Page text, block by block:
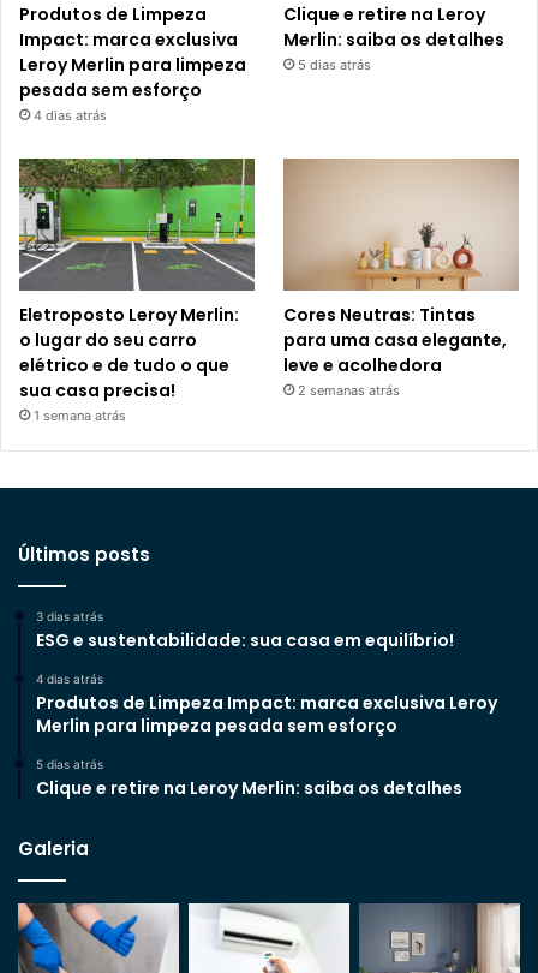
Produtos de Limpeza
Impact: marca exclusiva
Leroy Merlin para limpeza
pesada sem esforço
4 dias atrás
Clique e retire na Leroy
Merlin: saiba os detalhes
5 dias atrás
Eletroposto Leroy Merlin:
o lugar do seu carro
elétrico e de tudo o que
sua casa precisa!
1 semana atrás
Cores Neutras: Tintas
para uma casa elegante,
leve e acolhedora
2 semanas atrás
Últimos posts
3 dias atrás
ESG e sustentabilidade: sua casa em equilíbrio!
4 dias atrás
Produtos de Limpeza Impact: marca exclusiva Leroy
Merlin para limpeza pesada sem esforço
5 dias atrás
Clique e retire na Leroy Merlin: saiba os detalhes
Galeria